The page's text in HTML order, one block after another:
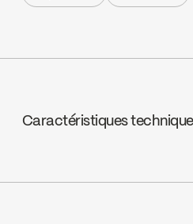
Caractéristiques
Céramique à